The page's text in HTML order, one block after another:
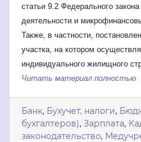
статьи 9.2 Федерального
деятельности и
Также, в частности,
участка, на котором
индивидуального жилищного
Читать материал полностью
Банк, Бухучет, налоги,
бухгалтеров), Зарплата,
законодательство,